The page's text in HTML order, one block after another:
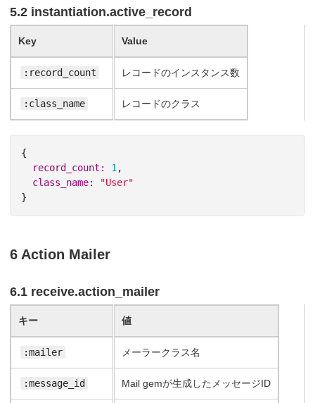
5.2 instantiation.active_record
Value
レコードのインスタンス数
レコードのクラス
Key
:record_count
:class_name
{
record_count: 1 ,
class_name:
"User"
}
6 Action Mailer
6.1 receive.action_mailer
値
メーラークラス名
Mail gemが生成したメッセージID
キー
:mailer
:message_id